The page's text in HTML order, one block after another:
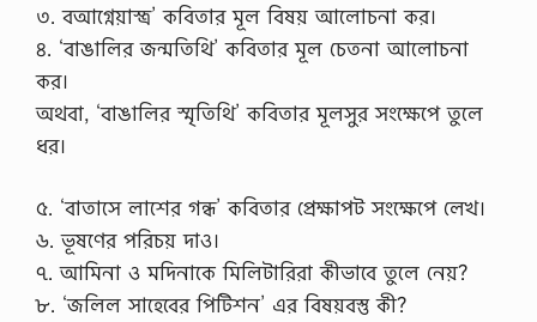
g
g
i
৩. বআগ্নেয়াস্ত্র’ কবিতার মূল বিষয় আলোচনা কর।
৪. ‘বাঙালির জন্মতিথি’ কবিতার মূল চেতনা আলোচনা
কর।
অথবা, ‘বাঙালির স্মৃতিথি’ কবিতার মূলসুর সংক্ষেপে তুলে
ধর।
৫. ‘বাতাসে লাশের গন্ধ’ কবিতার প্রেক্ষাপট সংক্ষেপে লেখ।
৬. ভূষণের পরিচয় দাও।
৭. আমিনা ও মদিনাকে মিলিটারিরা কীভাবে তুলে নেয়?
৮. ‘জলিল সাহেবের পিটিশন’ এর বিষয়বস্তু কী?